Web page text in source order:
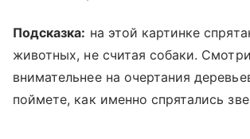
Подсказка: на этой картинке
животных, не считая собаки.
внимательнее на очертания
поймете, как именно спрятались